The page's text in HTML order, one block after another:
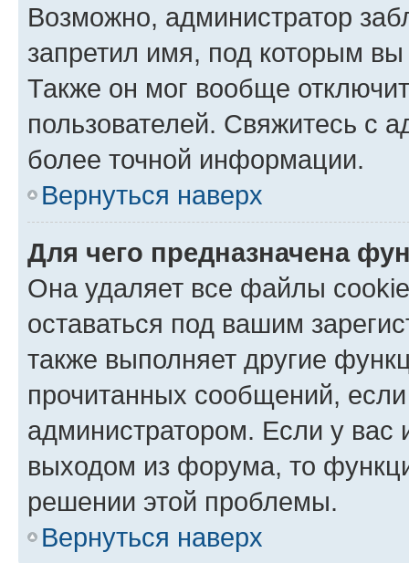
Возможно, администратор
запретил имя, под которым вы
Также он мог вообще
пользователей. Свяжитесь с
более точной информации.
Вернуться наверх
Для чего предназначена
Она удаляет все файлы
оставаться под вашим
также выполняет другие
прочитанных сообщений,
администратором. Если у
выходом из форума, то
решении этой проблемы.
Вернуться наверх